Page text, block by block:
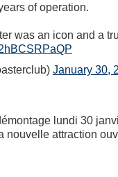
of operation.
was an icon and a
January 30,
lundi 30
nouvelle attraction